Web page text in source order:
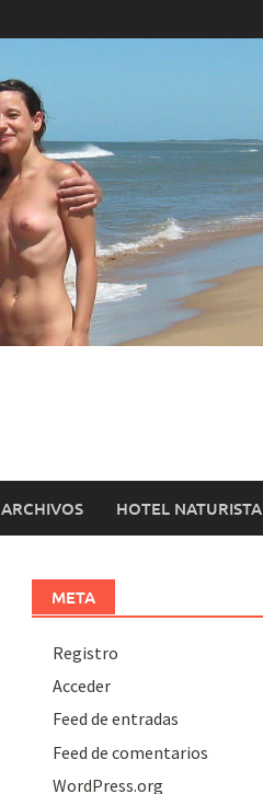
ARCHIVOS HOTEL NATURISTA
META
Registro
Acceder
Feed de entradas
Feed de comentarios
WordPress.org